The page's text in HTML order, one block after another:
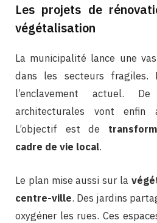
Les projets de
végétalisation
La municipalité lance une
dans les secteurs fragiles.
l’enclavement actuel.
architecturales vont enfin
L’objectif est de
cadre de vie local.
Le plan mise aussi sur la
centre-ville. Des jardins
oxygéner les rues. Ces